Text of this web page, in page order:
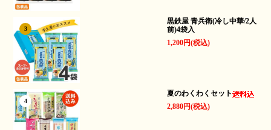
3
黒鉄屋 青兵衛(冷し中華/2人
前)4袋入
1,200円(税込)
4
夏のわくわくセット
2,880円(税込)